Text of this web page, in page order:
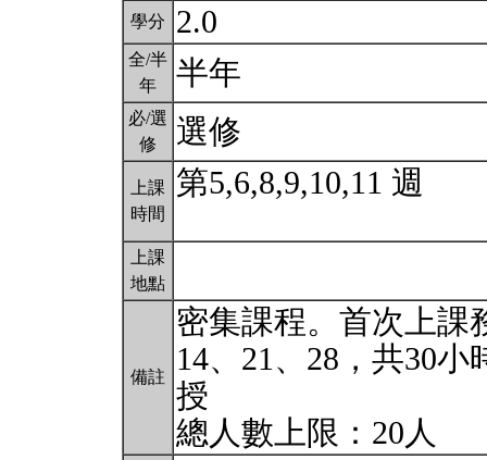
學分 2.0
全/半
年
半年
必/選
修
選修
上課
時間
第5,6,8,9,10,11 週
上課
地點
備註
密集課程。首次上課
14、21、28，共30
授
總人數上限：20人